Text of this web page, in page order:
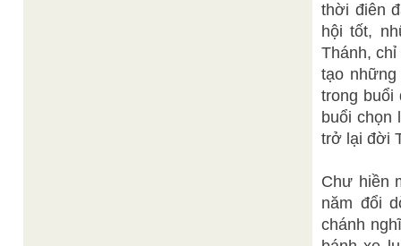
thời điên
hội tốt,
Thánh,
tạo
trong buổi
buổi chọn
trở lại đời
Chư hiền
năm đổi
chánh